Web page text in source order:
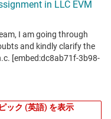
ック (英語) を表示